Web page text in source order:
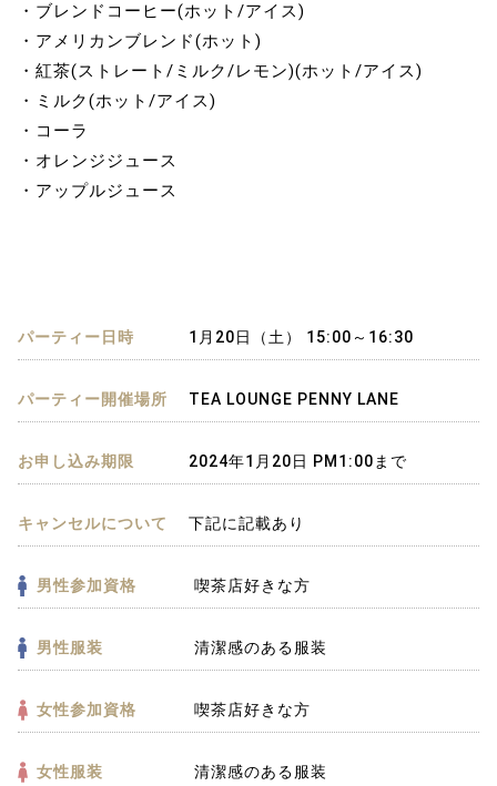
・ブレンドコーヒー(ホット/アイス)
・アメリカンブレンド(ホット)
・紅茶(ストレート/ミルク/レモン)(ホット/アイス)
・ミルク(ホット/アイス)
・コーラ
・オレンジジュース
・アップルジュース
パーティー日時 1月20日（土） 15:00～16:30
パーティー開催場所 TEA LOUNGE PENNY LANE
お申し込み期限 2024年1月20日 PM1:00まで
キャンセルについて 下記に記載あり
男性参加資格 喫茶店好きな方
男性服装 清潔感のある服装
女性参加資格 喫茶店好きな方
女性服装 清潔感のある服装